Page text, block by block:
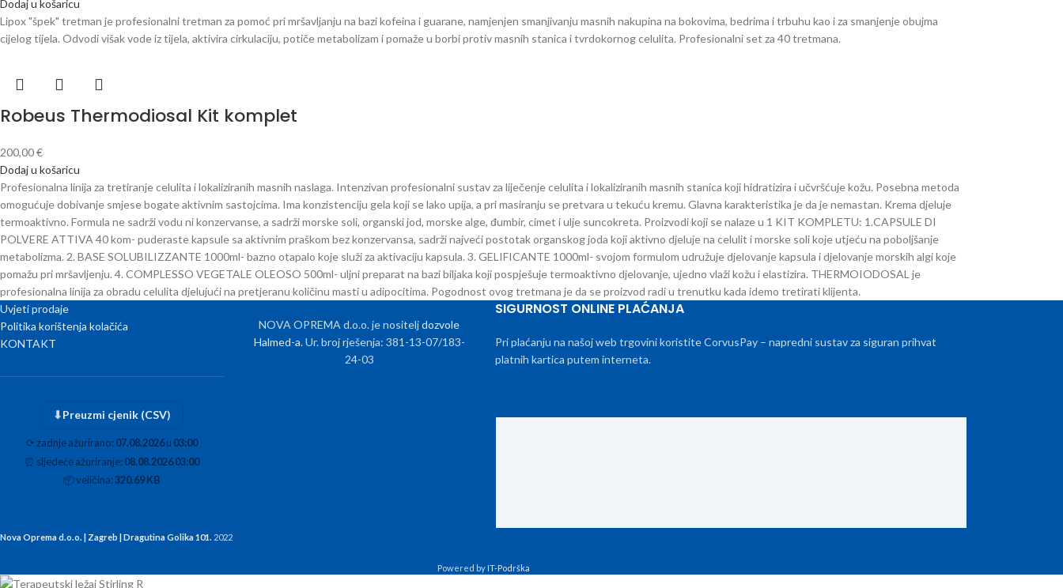
Dodaj u košaricu
Lipox "špek" tretman je profesionalni tretman za pomoć pri mršavljanju na bazi kofeina i guarane, namjenjen smanjivanju masnih nakupina na bokovima, bedrima i trbuhu kao i za smanjenje obujma
cijelog tijela. Odvodi višak vode iz tijela, aktivira cirkulaciju, potiče metabolizam i pomaže u borbi protiv masnih stanica i tvrdokornog celulita. Profesionalni set za 40 tretmana.
Robeus Thermodiosal Kit komplet
200,00€
Dodaj u košaricu
Profesionalna linija za tretiranje celulita i lokaliziranih masnih naslaga. Intenzivan profesionalni sustav za liječenje celulita i lokaliziranih masnih stanica koji hidratizira i učvršćuje kožu. Posebna metoda
omogućuje dobivanje smjese bogate aktivnim sastojcima. Ima konzistenciju gela koji se lako upija, a pri masiranju se pretvara u tekuću kremu. Glavna karakteristika je da je nemastan. Krema djeluje
termoaktivno. Formula ne sadrži vodu ni konzervanse, a sadrži morske soli, organski jod, morske alge, đumbir, cimet i ulje suncokreta. Proizvodi koji se nalaze u 1 KIT KOMPLETU: 1.CAPSULE DI
POLVERE ATTIVA 40 kom- puderaste kapsule sa aktivnim praškom bez konzervansa, sadrži najveći postotak organskog joda koji aktivno djeluje na celulit i morske soli koje utjeću na poboljšanje
metabolizma. 2. BASE SOLUBILIZZANTE 1000ml- bazno otapalo koje služi za aktivaciju kapsula. 3. GELIFICANTE 1000ml- svojom formulom udružuje djelovanje kapsula i djelovanje morskih algi koje
pomažu pri mršavljenju. 4. COMPLESSO VEGETALE OLEOSO 500ml- uljni preparat na bazi biljaka koji pospješuje termoaktivno djelovanje, ujedno vlaži kožu i elastizira. THERMOIODOSAL je
profesionalna linija za obradu celulita djelujući na pretjeranu količinu masti u adipocitima. Pogodnost ovog tretmana je da se proizvod radi u trenutku kada idemo tretirati klijenta.
Uvjeti prodaje
Politika korištenja kolačića
KONTAKT
⬇Preuzmi cjenik (CSV)
⟳zadnje ažurirano:07.08.2026u 03:00
⏰ sljedeće ažuriranje:08.08.2026 03:00
📦veličina:320.69 KB
NOVA OPREMA d.o.o. je nositeljdozvole
Halmed-a. Ur. broj rješenja: 381-13-07/183-
24-03
SIGURNOST ONLINE PLAĆANJA
Pri plaćanju na našoj web trgovini koristite CorvusPay – napredni sustav za siguran prihvat
platnih kartica putem interneta.
Nova Oprema d.o.o. | Zagreb | Dragutina Golika 101. 2022
Powered byIT-Podrška